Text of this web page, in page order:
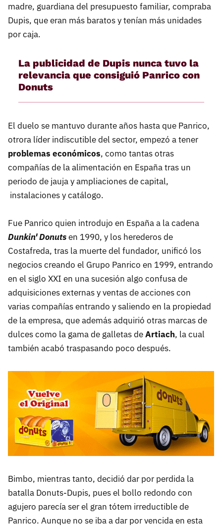
madre, guardiana del presupuesto familiar, compraba
Dupis, que eran más baratos y tenían más unidades
por caja.
La publicidad de Dupis nunca tuvo la
relevancia que consiguió Panrico con
Donuts
El duelo se mantuvo durante años hasta que Panrico,
otrora líder indiscutible del sector, empezó a tener
problemas económicos, como tantas otras
compañías de la alimentación en España tras un
periodo de jauja y ampliaciones de capital,
instalaciones y catálogo.
Fue Panrico quien introdujo en España a la cadena
Dunkin' Donutsen 1990, y los herederos de
Costafreda, tras la muerte del fundador, unificó los
negocios creando el Grupo Panrico en 1999, entrando
en el siglo XXI en una sucesión algo confusa de
adquisiciones externas y ventas de acciones con
varias compañías entrando y saliendo en la propiedad
de la empresa, que además adquirió otras marcas de
dulces como la gama de galletas deArtiach, la cual
también acabó traspasando poco después.
Bimbo, mientras tanto, decidió dar por perdida la
batalla Donuts-Dupis, pues el bollo redondo con
agujero parecía ser el gran tótem irreductible de
Panrico. Aunque no se iba a dar por vencida en esta